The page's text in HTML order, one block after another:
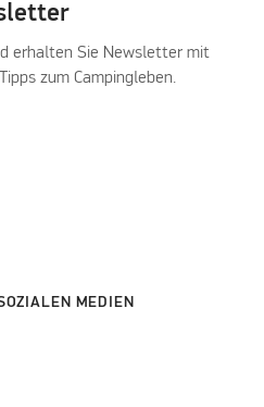
erhalten Sie Newsletter mit
zum Campingleben.
MEDIEN